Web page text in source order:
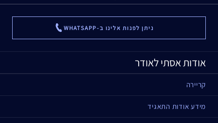
ניתן לפנות אלינו ב-WHATSAPP ...
אודות אסתי לאודר
קריירה
מידע אודות התאגיד